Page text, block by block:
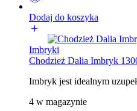
Dodaj do koszyka
Imbryki
Chodzież Dalia Imbryk
Imbryk jest idealnym
4 w magazynie